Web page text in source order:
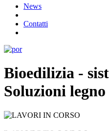
News
Contatti
Bioedilizia -
Soluzioni legno